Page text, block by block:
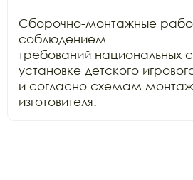
Сборочно-монтажные
соблюдением
требований национальных
установке детского
и согласно схемам
изготовителя.